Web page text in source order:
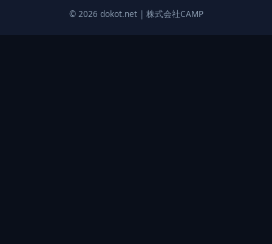
© 2026 dokot.net | 株式会社CAMP